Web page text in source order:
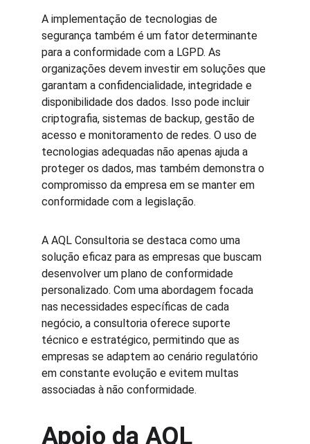
A implementação de tecnologias de
segurança também é um fator determinante
para a conformidade com a LGPD. As
organizações devem investir em soluções que
garantam a confidencialidade, integridade e
disponibilidade dos dados. Isso pode incluir
criptografia, sistemas de backup, gestão de
acesso e monitoramento de redes. O uso de
tecnologias adequadas não apenas ajuda a
proteger os dados, mas também demonstra o
compromisso da empresa em se manter em
conformidade com a legislação.
A AQL Consultoria se destaca como uma
solução eficaz para as empresas que buscam
desenvolver um plano de conformidade
personalizado. Com uma abordagem focada
nas necessidades específicas de cada
negócio, a consultoria oferece suporte
técnico e estratégico, permitindo que as
empresas se adaptem ao cenário regulatório
em constante evolução e evitem multas
associadas à não conformidade.
Apoio da AQL